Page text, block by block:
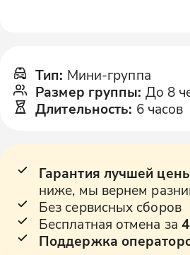
Тип: Мини-группа
Размер группы: До 8
Длительность: 6 часов
Гарантия лучшей
ниже, мы вернем
Без сервисных сборов
Бесплатная отмена за
Поддержка